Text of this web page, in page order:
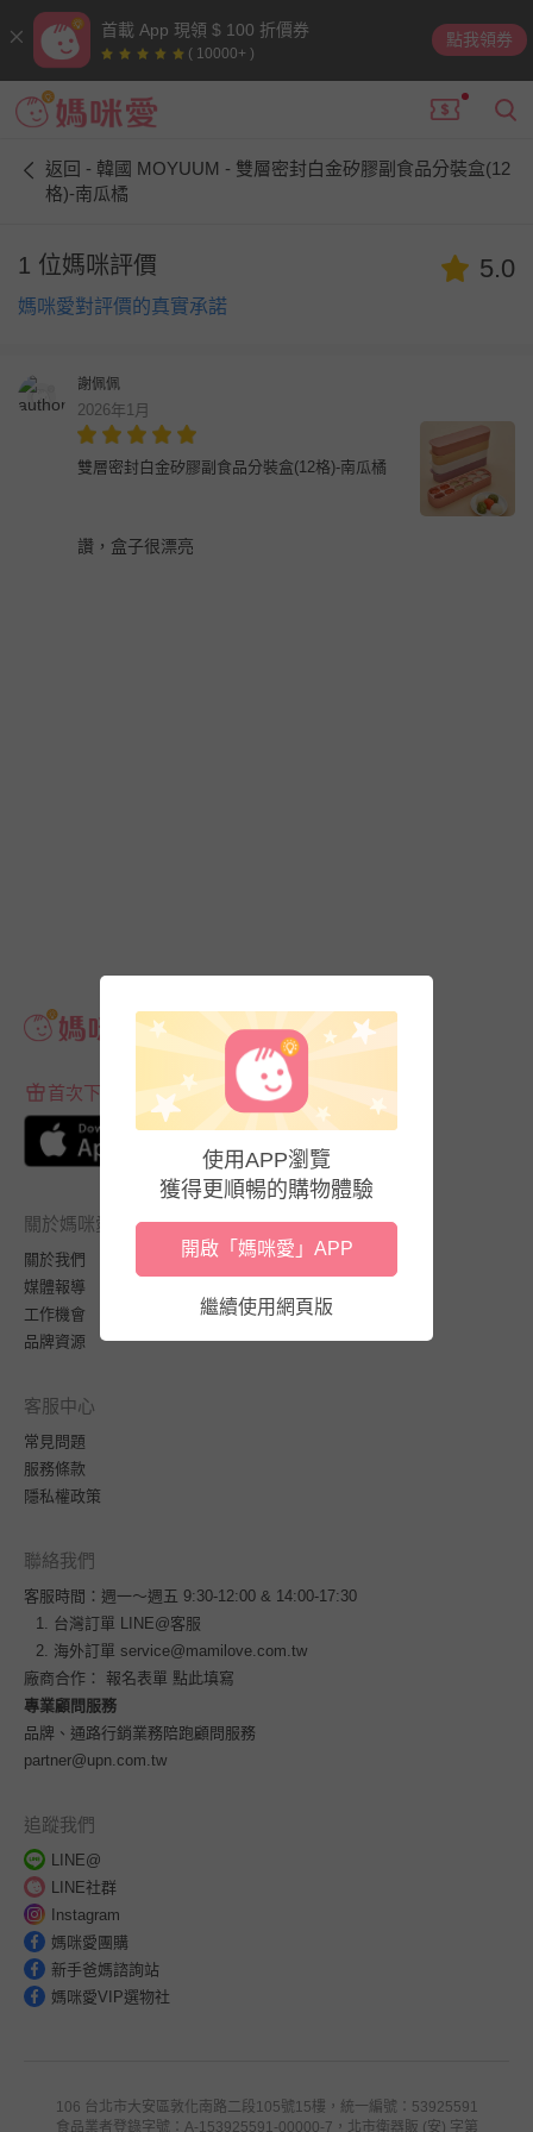
首載 App 現領 $ 100 折價券
( 10000+ )
點我領券
返回 - 韓國 MOYUUM - 雙層密封白金矽膠副食品分裝盒(12
格)-南瓜橘
1 位媽咪評價
媽咪愛對評價的真實承諾
5.0
謝佩佩
2026年1月
雙層密封白金矽膠副食品分裝盒(12格)-南瓜橘
讚，盒子很漂亮
首次下載APP送$100折價券
關於媽咪愛
關於我們
媒體報導
工作機會
品牌資源
客服中心
常見問題
服務條款
隱私權政策
聯絡我們
客服時間：週一～週五 9:30-12:00 & 14:00-17:30
台灣訂單
LINE@客服
海外訂單 service@mamilove.com.tw
廠商合作： 報名表單 點此填寫
專業顧問服務
品牌、通路行銷業務陪跑顧問服務
partner@upn.com.tw
追蹤我們
LINE@
LINE社群
Instagram
媽咪愛團購
新手爸媽諮詢站
媽咪愛VIP選物社
106 台北市大安區敦化南路二段105號15樓，統一編號：53925591
食品業者登錄字號：A-153925591-00000-7，北市衛器販 (安) 字第
使用APP瀏覽
獲得更順暢的購物體驗
開啟「媽咪愛」APP
繼續使用網頁版